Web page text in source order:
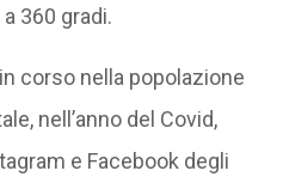
360 gradi.
corso nella popolazione
nell’anno del Covid,
e Facebook degli